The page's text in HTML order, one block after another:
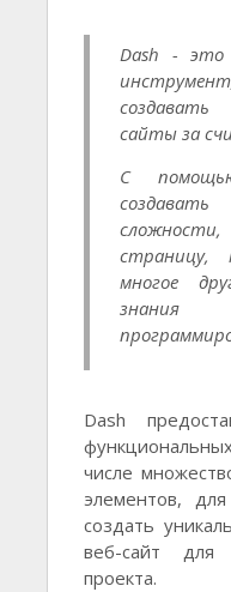
Dash -
создавать
сайты за
С
страницу,
многое
знания
Dash
числе
элементов,
создать
веб-сайт
проекта.